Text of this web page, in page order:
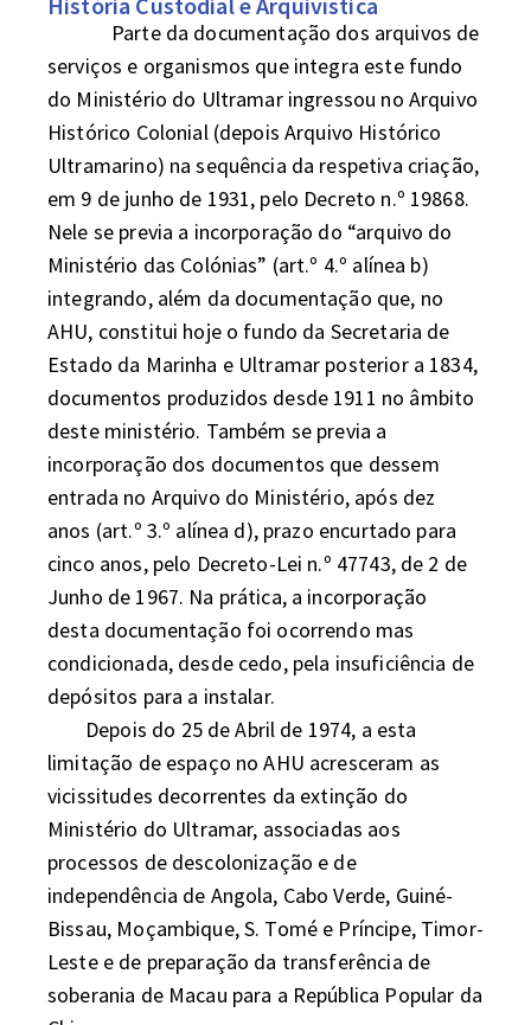
serviços e organismos que integra este fundo
do Ministério do Ultramar ingressou no Arquivo
Histórico Colonial (depois Arquivo Histórico
Ultramarino) na sequência da respetiva criação,
em 9 de junho de 1931, pelo Decreto n.º 19868.
Nele se previa a incorporação do “arquivo do
Ministério das Colónias” (art.º 4.º alínea b)
integrando, além da documentação que, no
AHU, constitui hoje o fundo da Secretaria de
Estado da Marinha e Ultramar posterior a 1834,
documentos produzidos desde 1911 no âmbito
deste ministério. Também se previa a
incorporação dos documentos que dessem
entrada no Arquivo do Ministério, após dez
anos (art.º 3.º alínea d), prazo encurtado para
cinco anos, pelo Decreto-Lei n.º 47743, de 2 de
Junho de 1967. Na prática, a incorporação
desta documentação foi ocorrendo mas
condicionada, desde cedo, pela insuficiência de
depósitos para a instalar.
limitação de espaço no AHU acresceram as
vicissitudes decorrentes da extinção do
Ministério do Ultramar, associadas aos
processos de descolonização e de
independência de Angola, Cabo Verde, Guiné-
Bissau, Moçambique, S. Tomé e Príncipe, Timor-
Leste e de preparação da transferência de
soberania de Macau para a República Popular da